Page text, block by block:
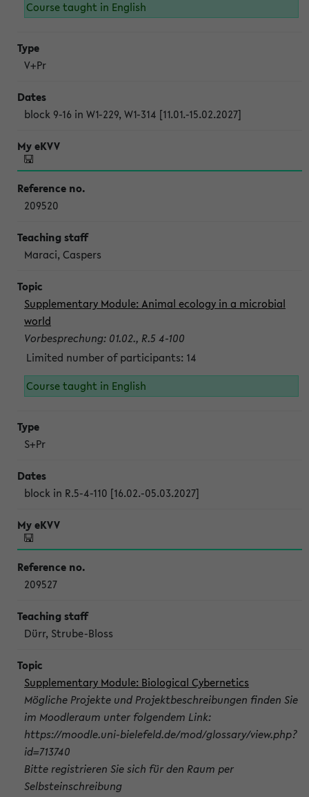
Course taught in English
V+Pr
block 9-16 in W1-229, W1-314 [11.01.-15.02.2027]
209520
Maraci, Caspers
Supplementary Module: Animal ecology in a microbial
world
Vorbesprechung: 01.02., R.5 4-100
Limited number of participants: 14
Course taught in English
S+Pr
block in R.5-4-110 [16.02.-05.03.2027]
209527
Dürr, Strube-Bloss
Supplementary Module: Biological Cybernetics
Mögliche Projekte und Projektbeschreibungen finden Sie
im Moodleraum unter folgendem Link:
https://moodle.uni-bielefeld.de/mod/glossary/view.php?
id=713740
Bitte registrieren Sie sich für den Raum per
Selbsteinschreibung